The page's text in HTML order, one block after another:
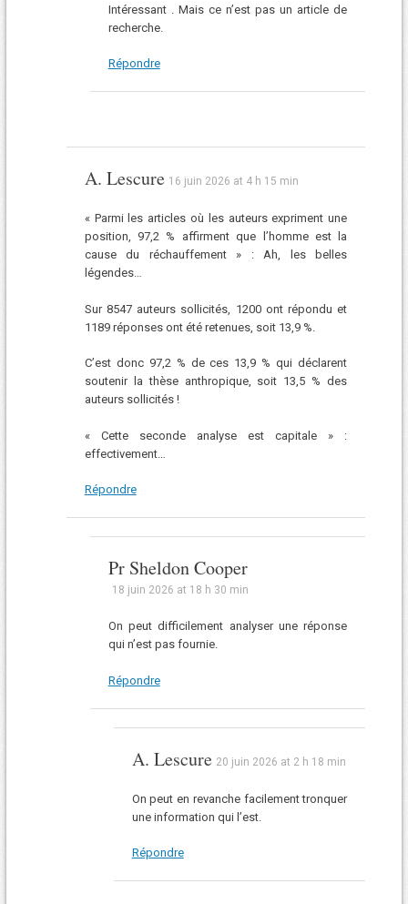
Intéressant . Mais ce n’est pas un article de
recherche.
Répondre
A. Lescure 16 juin 2026 at 4 h 15 min
« Parmi les articles où les auteurs expriment une
position, 97,2 % affirment que l’homme est la
cause du réchauffement » : Ah, les belles
légendes…
Sur 8547 auteurs sollicités, 1200 ont répondu et
1189 réponses ont été retenues, soit 13,9 %.
C’est donc 97,2 % de ces 13,9 % qui déclarent
soutenir la thèse anthropique, soit 13,5 % des
auteurs sollicités !
« Cette seconde analyse est capitale » :
effectivement…
Répondre
Pr Sheldon Cooper
18 juin 2026 at 18 h 30 min
On peut difficilement analyser une réponse
qui n’est pas fournie.
Répondre
A. Lescure 20 juin 2026 at 2 h 18 min
On peut en revanche facilement tronquer
une information qui l’est.
Répondre